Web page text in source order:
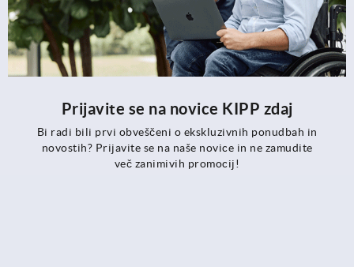
Prijavite se na novice KIPP zdaj
Bi radi bili prvi obveščeni o ekskluzivnih ponudbah in
novostih? Prijavite se na naše novice in ne zamudite
več zanimivih promocij!